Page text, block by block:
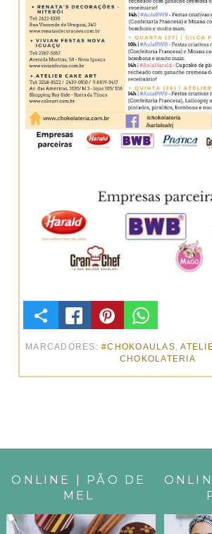
C
O
T
I
MARCADORES:#CHOKOAULAS,
CHOKOLATERIA
ONLINE | PÃO DE
MEL